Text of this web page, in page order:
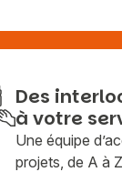
Des
à votre
Une équipe
projets, de A à